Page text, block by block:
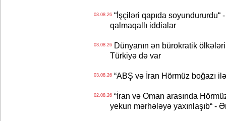
03.08.26“İşçiləri qapıda soyundururdu“
qalmaqallı iddialar
03.08.26Dünyanın ən bürokratik ölkələri
Türkiyə də var
03.08.26“ABŞ və İran Hörmüz boğazı ilə
02.08.26“İran və Oman arasında
yekun mərhələyə yaxınlaşıb“ -